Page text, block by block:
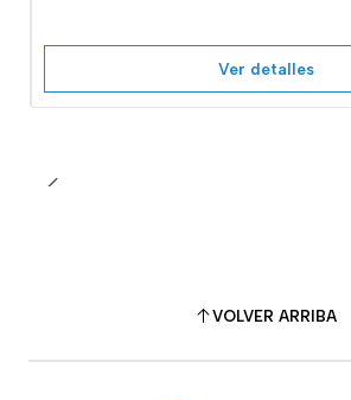
Ver detalles
VOLVER ARRIBA